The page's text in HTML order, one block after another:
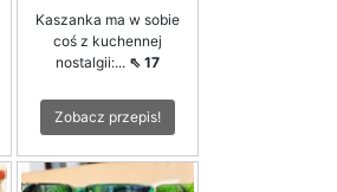
Kaszanka ma w sobie
coś z kuchennej
nostalgii:... ⇖ 17
Zobacz przepis!